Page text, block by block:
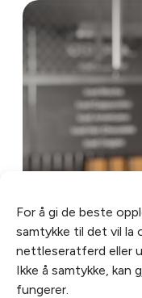
For å gi de beste
samtykke til det vil la
nettleseratferd eller
Ikke å samtykke, kan
fungerer.
Ajax